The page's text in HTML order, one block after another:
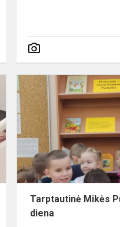
Międzynarodowy
Dzień
Kubusia
Puchatka
Tarptautinė Mikės
diena